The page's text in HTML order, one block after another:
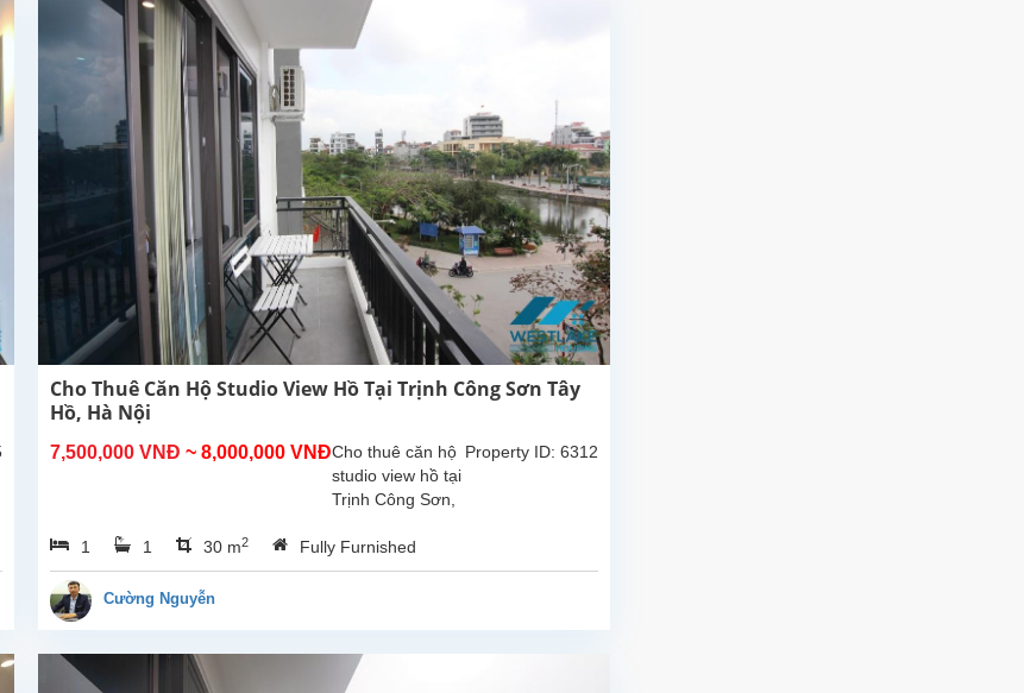
Cho Thuê Căn Hộ Studio View Hồ Tại Trịnh Công Sơn Tây
Hồ, Hà Nội
7,500,000 VNĐ ~ 8,000,000 VNĐ Property ID: 6312
Cho thuê căn hộ
studio view hồ tại
Trịnh Công Sơn,
30m², đã được
lắp đặt các trang
1 1 30 m2 Fully Furnished
Cường Nguyễn